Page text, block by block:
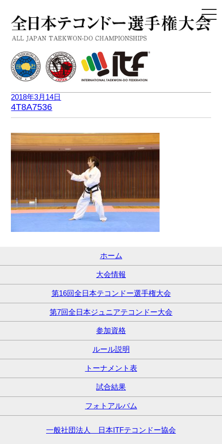
2018年3月14日
4T8A7536
ホーム
大会情報
第16回全日本テコンドー選手権大会
第7回全日本ジュニアテコンドー大会
参加資格
ルール説明
トーナメント表
試合結果
フォトアルバム
一般社団法人 日本ITFテコンドー協会